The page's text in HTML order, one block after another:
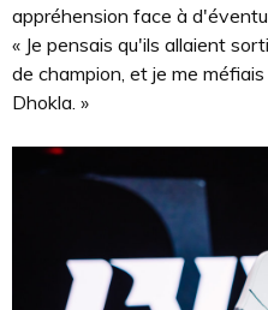
appréhension face à
« Je pensais qu'ils allaient
de champion, et je me
Dhokla. »